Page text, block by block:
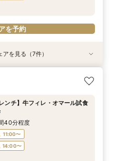
を予約
結婚式】大切な家族も一緒の結
15:00〜
を予約
婚式】ファミリー婚★キッズス
を予約
人】全館見学＆見積り相談付き
を予約
食】当館で一番お得な57万円プ
15:00〜
を予約
安心】全館見学＆予算相談＆4
15:00〜
を予約
フレンチハーフコース試食付
）
を予約
憧れのDESTINY LINE★最高峰
ア
15:00〜
を予約
を見る（7件）
ンチ】牛フィレ・オマール試食
40分程度
11:00〜
14:00〜